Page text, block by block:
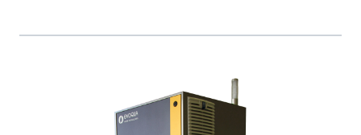
ANALYSEVERKTØY